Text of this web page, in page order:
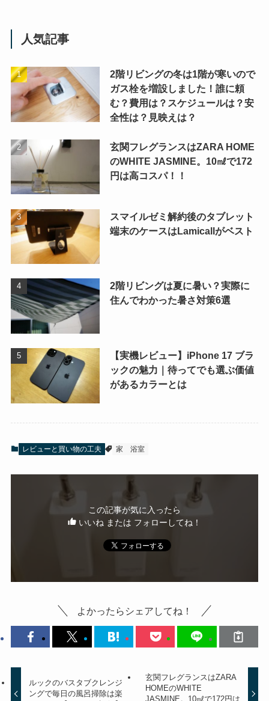
人気記事
2階リビングの冬は1階が寒いので
ガス栓を増設しました！誰に頼
む？費用は？スケジュールは？安
全性は？見映えは？
玄関フレグランスはZARA HOME
のWHITE JASMINE。10㎖で172
円は高コスパ！！
スマイルゼミ解約後のタブレット
端末のケースはLamicallがベスト
2階リビングは夏に暑い？実際に
住んでわかった暑さ対策6選
【実機レビュー】iPhone 17 ブラ
ックの魅力｜待ってでも選ぶ価値
があるカラーとは
レビューと買い物の工夫 家 浴室
この記事が気に入ったら
いいね または フォローしてね！
よかったらシェアしてね！
ルックのバスタブクレンジ
ングで毎日の風呂掃除は楽
玄関フレグランスはZARA
HOMEのWHITE
JASMINE。10㎖で172円は